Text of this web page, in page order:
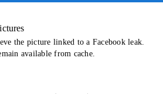
the picture linked to a Facebook leak.
available from cache.